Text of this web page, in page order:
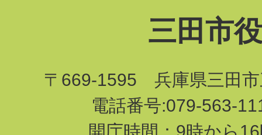
三田市
〒669-1595 兵庫県三田市
電話番号:079-563-